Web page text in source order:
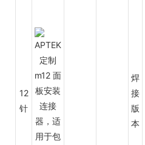
12
针
焊
接
版
本